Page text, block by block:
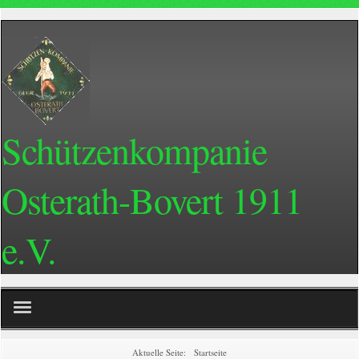
Schützenkompanie
Osterath-Bovert 1911
e.V.
Aktuelle Seite: Startseite